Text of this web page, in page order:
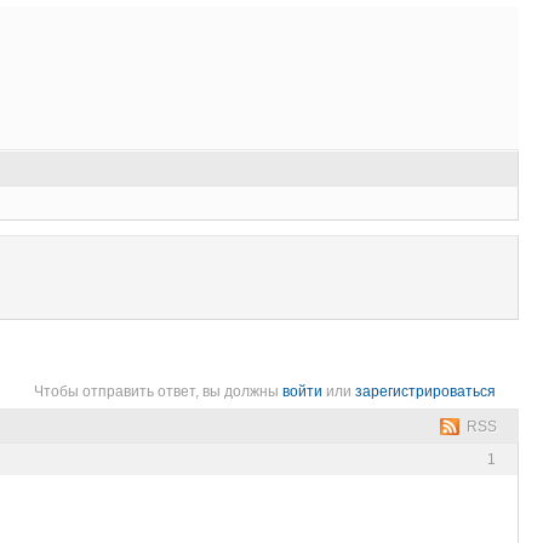
Чтобы отправить ответ, вы должны войти или зарегистрироваться
RSS
1